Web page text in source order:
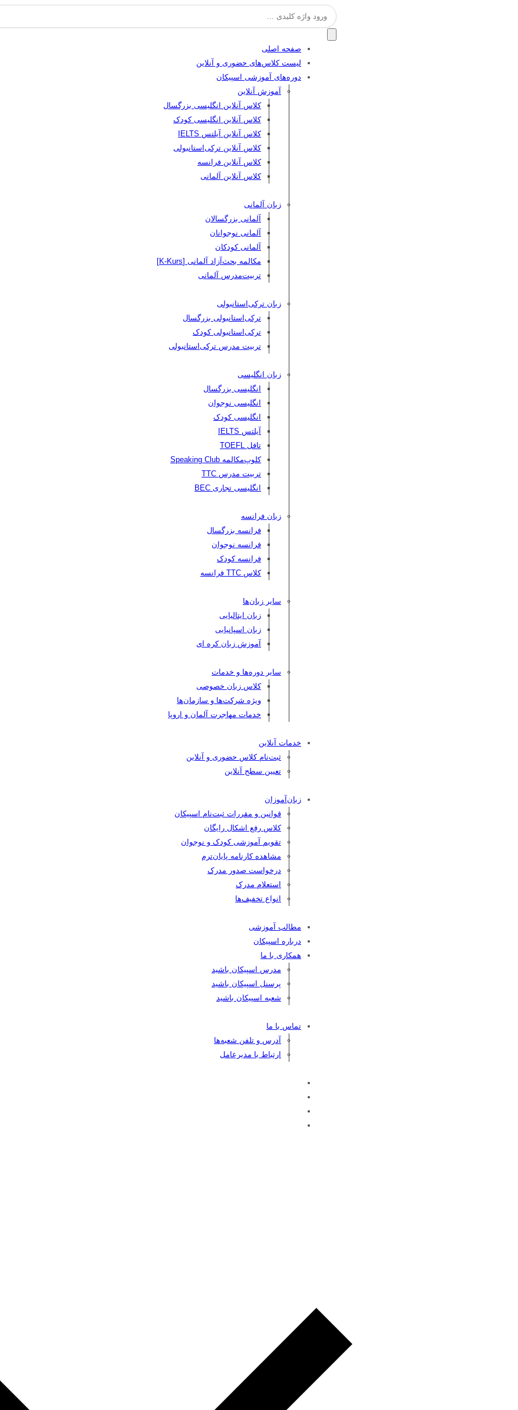
جستجو
برای:
صفحه اصلی
لیست کلاس‌های حضوری و آنلاین
دوره‌های آموزشی اسپیکان
آموزش آنلاین
کلاس آنلاین انگلیسی بزرگسال
کلاس آنلاین انگلیسی کودک
کلاس آنلاین آیلتس IELTS
کلاس آنلاین ترکی‌استانبولی
کلاس آنلاین فرانسه
کلاس آنلاین آلمانی
زبان آلمانی
آلمانی بزرگسالان
آلمانی نوجوانان
آلمانی کودکان
مکالمه بحث‌آزاد آلمانی [K-Kurs]
تربیت‌مدرس آلمانی
زبان ترکی‌استانبولی
ترکی‌استانبولی بزرگسال
ترکی‌استانبولی کودک
تربیت مدرس ترکی‌استانبولی
زبان انگلیسی
انگلیسی بزرگسال
انگلیسی نوجوان
انگلیسی کودک
آیلتس IELTS
تافل TOEFL
کلوپ‌مکالمه Speaking Club
تربیت مدرس TTC
انگلیسی تجاری BEC
زبان فرانسه
فرانسه بزرگسال
فرانسه نوجوان
فرانسه کودک
کلاس TTC فرانسه
سایر زبان‌ها
زبان ایتالیایی
زبان اسپانیایی
آموزش زبان کره ای
سایر دوره‌ها و خدمات
کلاس زبان خصوصی
ویژه شرکت‌ها و سازمان‌ها
خدمات مهاجرت آلمان و اروپا
خدمات آنلاین
ثبت‌نام کلاس حضوری و آنلاین
تعیین سطح آنلاین
زبان‌آموزان
قوانین و مقررات ثبت‌نام اسپیکان
کلاس رفع اشکال رایگان
تقویم آموزشی کودک و نوجوان
مشاهده کارنامه پایان‌ترم
درخواست صدور مدرک
استعلام مدرک
انواع تخفیف‌ها
مطالب آموزشی
درباره اسپیکان
همکاری با ما
مدرس اسپیکان باشید
پرسنل اسپیکان باشید
شعبه اسپیکان باشید
تماس با ما
آدرس و تلفن شعبه‌ها
ارتباط با مدیرعامل